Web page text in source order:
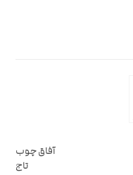
آفاق چوب
تاج